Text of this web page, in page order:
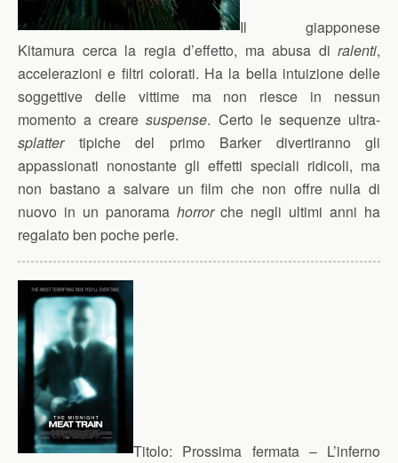
Il giapponese
Kitamura cerca la regia d’effetto, ma abusa di ralenti,
accelerazioni e filtri colorati. Ha la bella intuizione delle
soggettive delle vittime ma non riesce in nessun
momento a crearesuspense. Certo le sequenze ultra-
splattertipiche del primo Barker divertiranno gli
appassionati nonostante gli effetti speciali ridicoli, ma
non bastano a salvare un film che non offre nulla di
nuovo in un panorama horrorche negli ultimi anni ha
regalato ben poche perle.
Titolo: Prossima fermata – L’inferno